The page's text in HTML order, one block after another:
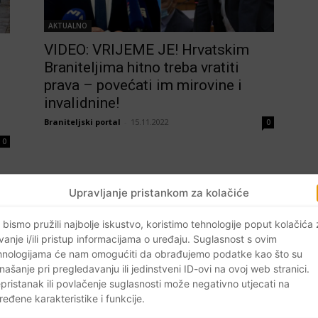
Upravljanje pristankom za kolačiće
bismo pružili najbolje iskustvo, koristimo tehnologije poput kolačića
i/ili pristup informacijama o uređaju. Suglasnost s ovim
će nam omogućiti da obrađujemo podatke kao što su
pri pregledavanju ili jedinstveni ID-ovi na ovoj web stranici.
ili povlačenje suglasnosti može negativno utjecati na
karakteristike i funkcije.
0
AKTUALNO
VIDEO: VRIJEME JE! Hrvatskim
Braniteljima hitno treba vratiti
prava – povećati im mirovine i
invalidnine!
Braniteljski portal 15.11.2022 0
AKTUALNO